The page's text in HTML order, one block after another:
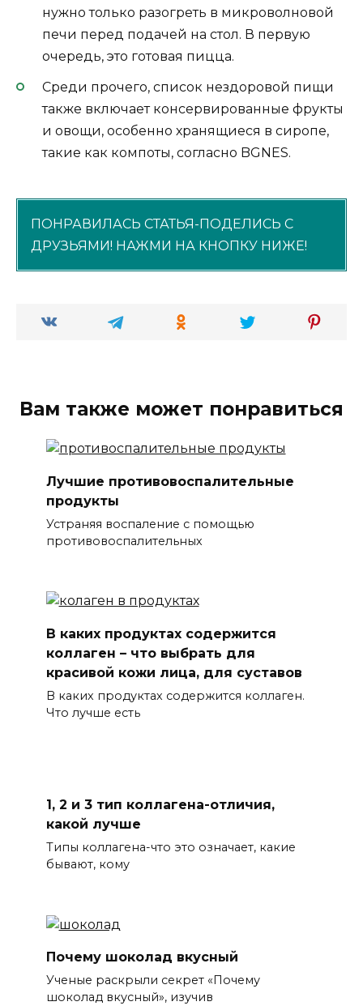
нужно только разогреть в микроволновой
печи перед подачей на стол. В первую
очередь, это готовая пицца.
Среди прочего, список нездоровой пищи
также включает консервированные фрукты
и овощи, особенно хранящиеся в сиропе,
такие как компоты, согласно BGNES.
ПОНРАВИЛАСЬ СТАТЬЯ-ПОДЕЛИСЬ С
ДРУЗЬЯМИ! НАЖМИ НА КНОПКУ НИЖЕ!
Вам также может понравиться
Лучшие противовоспалительные
продукты
Устраняя воспаление с помощью
противовоспалительных
В каких продуктах содержится
коллаген – что выбрать для
красивой кожи лица, для суставов
В каких продуктах содержится коллаген.
Что лучше есть
1, 2 и 3 тип коллагена-отличия,
какой лучше
Типы коллагена-что это означает, какие
бывают, кому
Почему шоколад вкусный
Ученые раскрыли секрет «Почему
шоколад вкусный», изучив